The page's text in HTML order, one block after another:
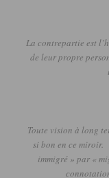
La contrepartie est
de leur propre
Toute vision à long
si bon en ce miroir.
immigré » par «